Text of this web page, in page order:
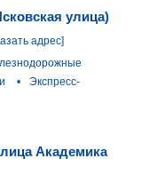
улица)
адрес]
•
Экспресс-
Академика